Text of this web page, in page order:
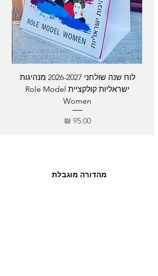
לוח שנה שולחני 2026-2027 מנהיגות
ישראליות קולקציית Role Model
Women
מחיר‏95.00 ‏₪
מהדורה מוגבלת